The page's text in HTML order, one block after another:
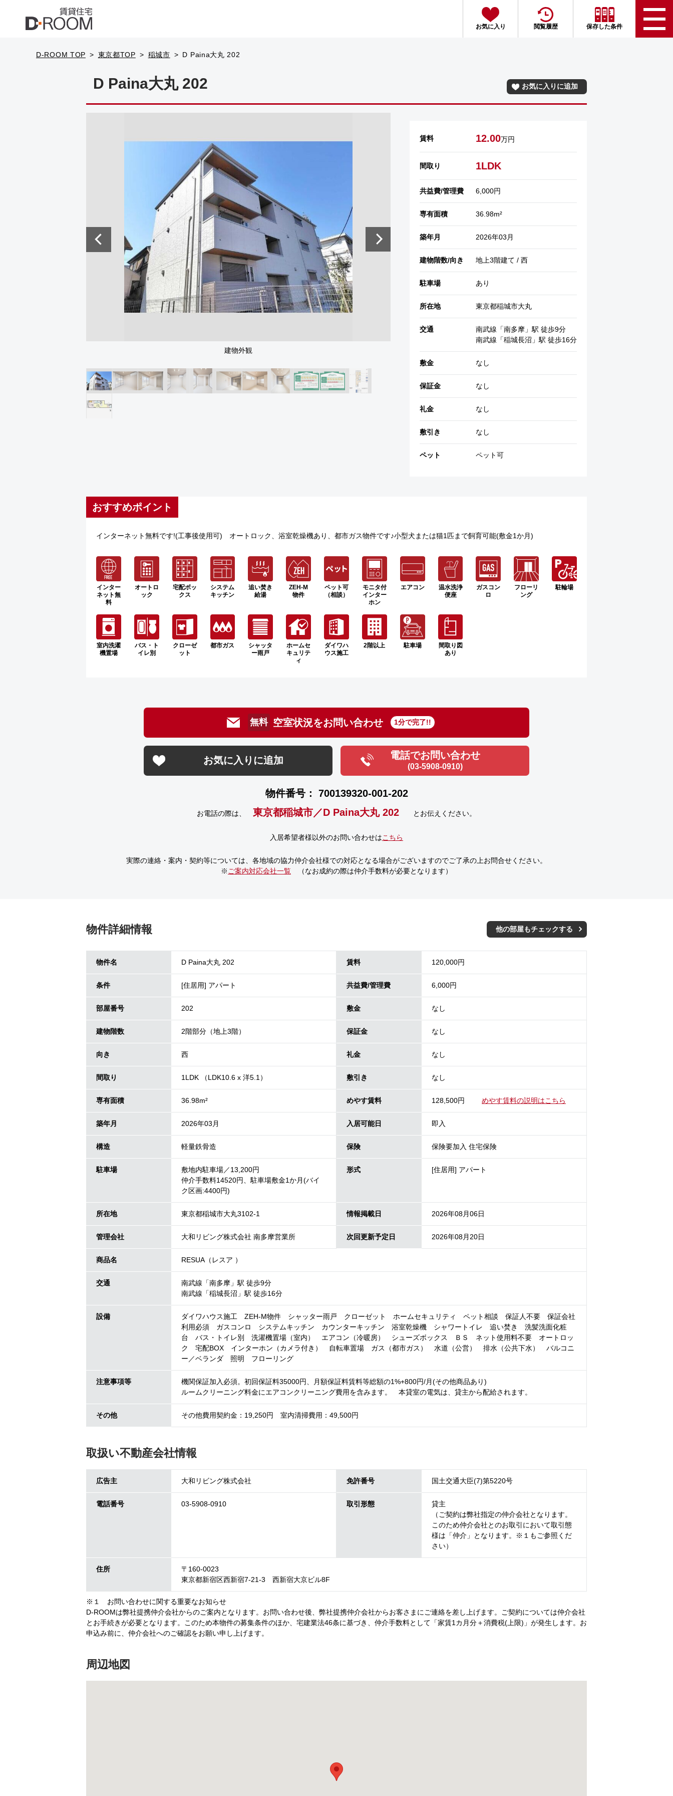
お気に入り 閲覧履歴 保存した条件
D-ROOM TOP 東京都TOP 稲城市 D Paina大丸 202
D Paina大丸 202 お気に入りに追加
建物外観 居室・リビング
賃料 12.00万円
間取り 1LDK
共益費/管理費 6,000円
専有面積 36.98m²
築年月 2026年03月
建物階数/向き 地上3階建て / 西
駐車場 あり
所在地 東京都稲城市大丸
交通
南武線「南多摩」駅 徒歩9分
南武線「稲城長沼」駅 徒歩16分
敷金 なし
保証金 なし
礼金 なし
敷引き なし
ペット ペット可
おすすめポイント
インターネット無料です!(工事後使用可) オートロック、浴室乾燥機あり、都市ガス物件です♪小型犬または猫1匹まで飼育可能(敷金1か月)
インター
ネット無
料
オートロ
ック
宅配ボッ
クス
システム
キッチン
追い焚き
給湯
ZEH-M
物件
ペット可
（相談）
モニタ付
インター
ホン
エアコン
温水洗浄
便座
ガスコン
ロ
フローリ
ング
駐輪場
室内洗濯
機置場
バス・ト
イレ別
クローゼ
ット
都市ガス
シャッタ
ー雨戸
ホームセ
キュリテ
ィ
ダイワハ
ウス施工
2階以上 駐車場
間取り図
あり
無料 空室状況をお問い合わせ 1分で完了!!
お気に入りに追加 電話でお問い合わせ
(03-5908-0910)
物件番号： 700139320-001-202
お電話の際は、 東京都稲城市／D Paina大丸 202 とお伝えください。
入居希望者様以外のお問い合わせはこちら
実際の連絡・案内・契約等については、 各地域の協力仲介会社様での対応となる場合がございますのでご了承の上お問合せください。
※ ご案内対応会社一覧 （なお成約の際は仲介手数料が必要となります）
物件詳細情報 他の部屋もチェックする
物件名 D Paina大丸 202 賃料 120,000円
条件 [住居用] アパート 共益費/管理費 6,000円
部屋番号 202 敷金 なし
建物階数 2階部分（地上3階） 保証金 なし
向き 西 礼金 なし
間取り 1LDK （LDK10.6 x 洋5.1） 敷引き なし
専有面積 36.98m² めやす賃料 128,500円 めやす賃料の説明はこちら
築年月 2026年03月 入居可能日 即入
構造 軽量鉄骨造 保険 保険要加入 住宅保険
駐車場
敷地内駐車場／13,200円
仲介手数料14520円、駐車場敷金1か月(バイ
ク区画:4400円)
形式 [住居用] アパート
所在地 東京都稲城市大丸3102-1 情報掲載日 2026年08月06日
管理会社 大和リビング株式会社 南多摩営業所 次回更新予定日 2026年08月20日
商品名 RESUA（レスア ）
交通
南武線「南多摩」駅 徒歩9分
南武線「稲城長沼」駅 徒歩16分
設備
ダイワハウス施工 ZEH-M物件 シャッター雨戸 クローゼット ホームセキュリティ ペット相談 保証人不要 保証会社
利用必須 ガスコンロ システムキッチン カウンターキッチン 浴室乾燥機 シャワートイレ 追い焚き 洗髪洗面化粧
台 バス・トイレ別 洗濯機置場（室内） エアコン（冷暖房） シューズボックス ＢＳ ネット使用料不要 オートロッ
ク 宅配BOX インターホン（カメラ付き） 自転車置場 ガス（都市ガス） 水道（公営） 排水（公共下水） バルコニ
ー／ベランダ 照明 フローリング
注意事項等
機関保証加入必須。初回保証料35000円、月額保証料賃料等総額の1%+800円/月(その他商品あり)
ルームクリーニング料金にエアコンクリーニング費用を含みます。 本貸室の電気は、貸主から配給されます。
その他 その他費用契約金：19,250円 室内清掃費用：49,500円
取扱い不動産会社情報
広告主 大和リビング株式会社
電話番号 03-5908-0910
免許番号 国土交通大臣(7)第5220号
取引形態
貸主
（ご契約は弊社指定の仲介会社となります。
このため仲介会社とのお取引において取引態
様は「仲介」となります。※１もご参照くだ
さい）
住所
〒160-0023
東京都新宿区西新宿7-21-3 西新宿大京ビル8F
※１ お問い合わせに関する重要なお知らせ
D-ROOMは弊社提携仲介会社からのご案内となります。お問い合わせ後、弊社提携仲介会社からお客さまにご連絡を差し上げます。ご契約については仲介会社
とお手続きが必要となります。このため本物件の募集条件のほか、宅建業法46条に基づき、仲介手数料として「家賃1カ月分＋消費税(上限)」が発生します。お
申込み前に、仲介会社へのご確認をお願い申し上げます。
周辺地図